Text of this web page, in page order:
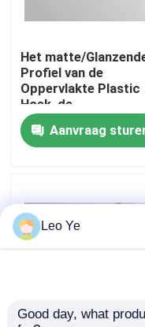
Over ons
Fabriekstocht
Kwaliteitscontrole
Nieuws
Pvc-
Het matte/
Profiel van de
Oppervlakte Plastic
Hoek, de
Hoekversiering van
Douane Stijve pvc
Aanvraag
Leo Ye
Good day, what